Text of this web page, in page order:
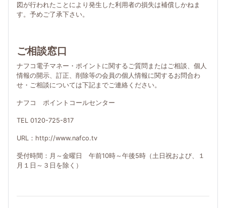
図が行われたことにより発生した利用者の損失は補償しかねま
す。予めご了承下さい。
ご相談窓口
ナフコ電子マネー・ポイントに関するご質問またはご相談、個人
情報の開示、訂正、削除等の会員の個人情報に関するお問合わ
せ・ご相談については下記までご連絡ください。
ナフコ ポイントコールセンター
TEL 0120-725-817
URL：http://www.nafco.tv
受付時間：月～金曜日 午前10時～午後5時（土日祝および、１
月１日～３日を除く）